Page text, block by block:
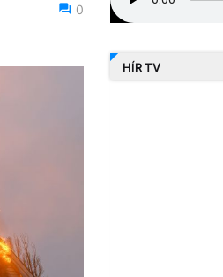
0
HÍR TV